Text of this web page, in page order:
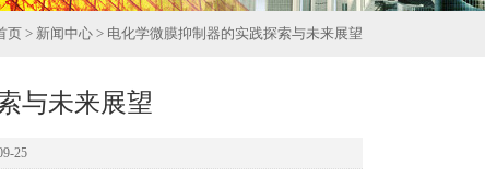
页 > 新闻中心 > 电化学微膜抑制器的实践探索与未来展望
与未来展望
25